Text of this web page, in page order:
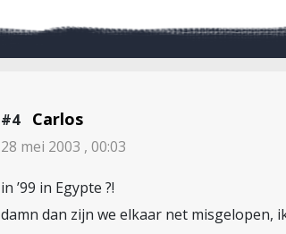
#4 Carlos
28 mei 2003 , 00:03
in ’99 in Egypte ?!
damn dan zijn we elkaar net misgelopen,